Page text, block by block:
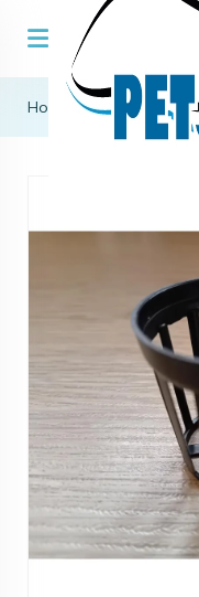
Home >aqua kweek